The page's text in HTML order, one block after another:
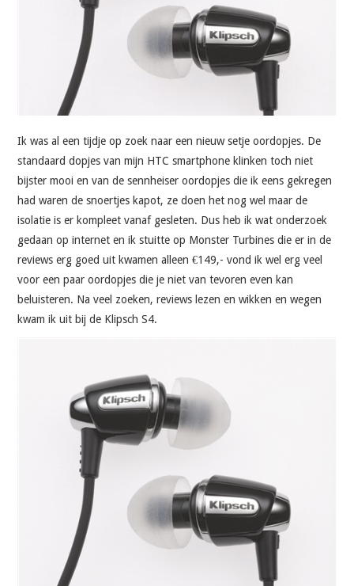
SOFTWARE
SOCRATES
Ik was al een tijdje op zoek naar een nieuw setje oordopjes. De
standaard dopjes van mijn HTC smartphone klinken toch niet
bijster mooi en van de sennheiser oordopjes die ik eens gekregen
had waren de snoertjes kapot, ze doen het nog wel maar de
isolatie is er kompleet vanaf gesleten. Dus heb ik wat onderzoek
gedaan op internet en ik stuitte op Monster Turbines die er in de
reviews erg goed uit kwamen alleen €149,- vond ik wel erg veel
voor een paar oordopjes die je niet van tevoren even kan
beluisteren. Na veel zoeken, reviews lezen en wikken en wegen
kwam ik uit bij de Klipsch S4.